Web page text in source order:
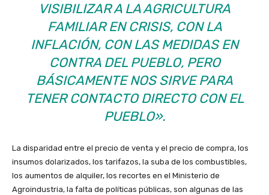
VISIBILIZAR A LA AGRICULTURA
FAMILIAR EN CRISIS, CON LA
INFLACIÓN, CON LAS MEDIDAS EN
CONTRA DEL PUEBLO, PERO
BÁSICAMENTE NOS SIRVE PARA
TENER CONTACTO DIRECTO CON EL
PUEBLO».
La disparidad entre el precio de venta y el precio de compra, los
insumos dolarizados, los tarifazos, la suba de los combustibles,
los aumentos de alquiler, los recortes en el Ministerio de
Agroindustria, la falta de políticas públicas, son algunas de las